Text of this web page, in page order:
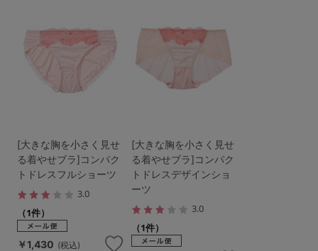
[大きな胸を小さく見せ
る着やせブラ]コンパク
トドレスフルショーツ
3.0
（1件）
￥1,430 (税込)
[大きな胸を小さく見せ
る着やせブラ]コンパク
トドレスデザインショ
ーツ
3.0
（1件）